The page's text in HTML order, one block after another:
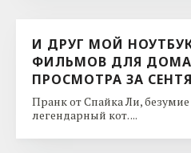
И ДРУГ МОЙ
ФИЛЬМОВ ДЛЯ
ПРОСМОТРА ЗА
Пранк от Спайка Ли,
легендарный кот. ...